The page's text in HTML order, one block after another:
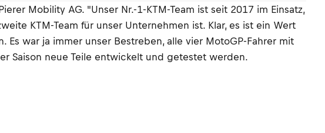
Mobility AG. "Unser Nr.-1-KTM-Team ist seit 2017 im Einsatz,
KTM-Team für unser Unternehmen ist. Klar, es ist ein Wert
Es war ja immer unser Bestreben, alle vier MotoGP-Fahrer mit
Saison neue Teile entwickelt und getestet werden.